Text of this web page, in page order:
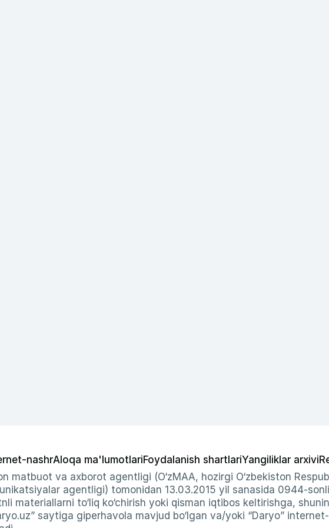
nashrAloqa ma'lumotlariFoydalanish shartlariYangiliklar arxivi
matbuot va axborot agentligi (O‘zMAA, hozirgi O‘zbekiston
agentligi) tomonidan 13.03.2015 yil sanasida 0944-
materiallarni to‘liq ko‘chirish yoki qisman iqtibos keltirishga,
saytiga giperhavola mavjud bo‘lgan va/yoki “Daryo”